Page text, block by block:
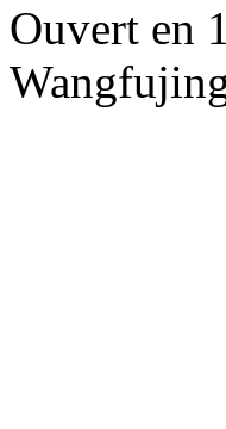
Ouvert en